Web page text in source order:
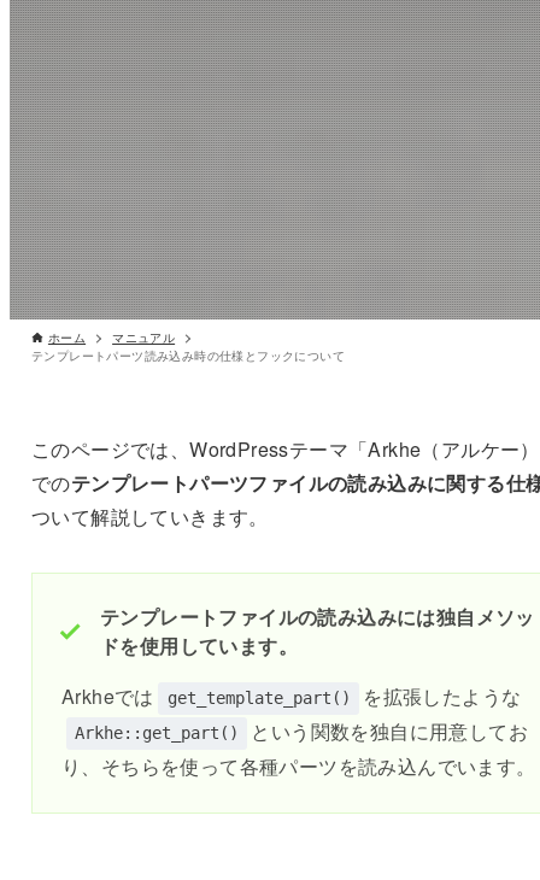
ホーム
マニュアル
テンプレートパーツ読み込み時の仕様とフックについて
このページでは、WordPressテーマ「Arkhe（アルケー
でのテンプレートパーツファイルの読み込みに関する仕
ついて解説していきます。
テンプレートファイルの読み込みには独自メソッ
ドを使用しています。
Arkheでは
get_template_part() を拡張したような
Arkhe::get_part()
という関数を独自に用意してお
り、そちらを使って各種パーツを読み込んでいます。